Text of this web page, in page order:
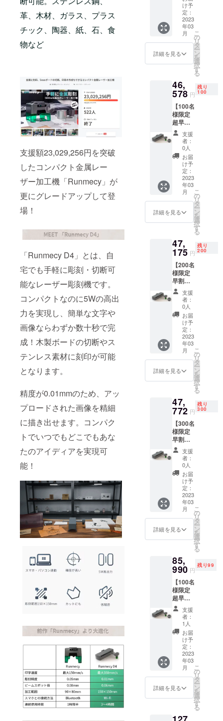
革、木材、ガラス、プラス
チック、陶器、紙、石、食
物など
支援額23,029,256円を突破
したコンパクト金属レー
ザー加工機「Runmecy」が
更にグレードアップして登
場！
「Runmecy D4」とは、自
宅でも手軽に彫刻・切断可
能なレーザー彫刻機です。
コンパクトなのに5Wの高出
力を実現し、簡単な文字や
画像ならわずか数十秒で完
成！木製ボードの切断やス
テンレス素材に刻印が可能
となります。
精度が0.01mmのため、アッ
プロードされた画像を精細
に描き出せます。コンパク
トでいつでもどこでもあな
たのアイディアを実現可
能！
だ見ぬ新し
い商品や面
白い商品を
発掘し、日
本に広める
ことを使命
ます。
これまで実
施した多数
のプロジェ
クトで総数
10億円を超
えるご支援
を頂き、多
くのメディ
アからも注
目を集めて
います。
時代に伴う
イルの変化
を見据えな
がら、皆様
のニーズに
合った製品
をお届けす
ることが私
たちの目標
何卒ご支援
のほどよろ
しくお願い
申し上げま
す。
刻機
「Run
mecy
D4」×1
定価：
59,715
円（税
込） ※
送料込
本国内
限定）
内容
物： ・
レー
ザー彫
刻機
「Run
mecy
D4」×1
・彫刻
用ポジ
ショニ
ングプ
レート
×1 ・電
源アダ
ル×1 ・
USB-C
ケーブ
ル×1 ・
USBメ
モリー
×1 ・木
製ボー
ド×3 ・
クラフ
ト紙×10
・ドラ
イバー
×1 ・日
本語取
扱説明
書×1
け予
定：
2023
年03
月
詳細を見る
こ
の
リ
タ
ー
ン
を
選
択
す
る
46,
578 円
残り
100
【100名
様限定
超早割
22％OF
F】レー
ザー彫
刻機
「Run
mecy
D4」×1
定価：
59,715
円（税
込） ※
送料込
み（日
限定）
内容
物： ・
レー
ザー彫
刻機
「Run
mecy
D4」×1
・彫刻
用ポジ
ショニ
ングプ
レート
×1 ・電
源アダ
プター
USB-C
ケーブ
ル×1 ・
USBメ
モリー
×1 ・木
製ボー
ド×3 ・
クラフ
ト紙×10
・ドラ
イバー
×1 ・日
本語取
扱説明
書×1
支援
者：
0人
お届
け予
定：
2023
年03
月
詳細を見る
こ
の
リ
タ
ー
ン
を
選
択
す
る
47,
175 円
残り
200
【200名
様限定
早割
21％OF
F】レー
ザー彫
刻機
「Run
mecy
D4」×1
定価：
59,715
円（税
込） ※
送料込
み（日
限定）
内容
物： ・
レー
ザー彫
刻機
「Run
mecy
D4」×1
・彫刻
用ポジ
ショニ
ングプ
レート
×1 ・電
源アダ
プター
USB-C
ケーブ
ル×1 ・
USBメ
モリー
×1 ・木
製ボー
ド×3 ・
クラフ
ト紙×10
・ドラ
イバー
×1 ・日
本語取
扱説明
書×1
支援
者：
0人
お届
け予
定：
2023
年03
月
詳細を見る
こ
の
リ
タ
ー
ン
を
選
択
す
る
47,
772 円
残り
300
【300名
様限定
早割
20％OF
F】レー
ザー彫
刻機
「Run
mecy
D4」×1
定価：
59,715
円（税
込） ※
送料込
み（日
限定）
内容
物： ・
レー
ザー彫
刻機
「Run
mecy
D4」×1
・彫刻
用ポジ
ショニ
ングプ
レート
×1 ・電
源アダ
プター
USB-C
支援
者：
0人
お届
け予
定：
2023
年03
月
詳細を見る
こ
の
リ
タ
ー
ン
を
選
択
す
る
85,
990 円
残り99
【100名
様限定
超早割
28％OF
F】レー
ザー彫
刻機
「Run
mecy
D4」×2
定価：
119,430
円（税
込） ※
送料込
み（日
限定）
支援
者：
1人
お届
け予
定：
2023
年03
月
詳細を見る
こ
の
リ
タ
ー
ン
を
選
択
す
る